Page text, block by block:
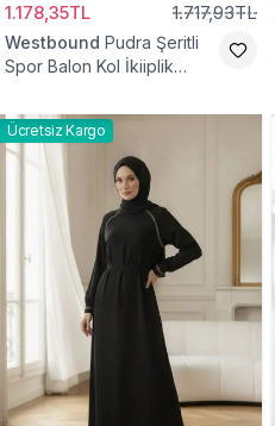
1.178,35TL 1.717,93TL
Westbound Pudra Şeritli
Spor Balon Kol İkiiplik
Ücretsiz Kargo